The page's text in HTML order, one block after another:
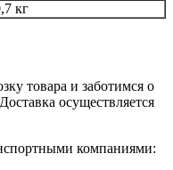
кг
товара и заботимся о
осуществляется
компаниями: